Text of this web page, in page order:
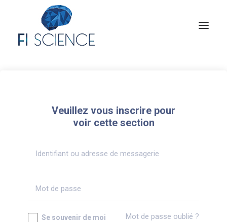
Veuillez vous inscrire pour
voir cette section
Se souvenir de moi Mot de passe oublié ?